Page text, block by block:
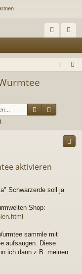
m
n
ist
Suche
aktivieren
Schwarzerde soll ja
Shop:
sammle mit
aufsaugen. Diese
ich dann z.B. meinen